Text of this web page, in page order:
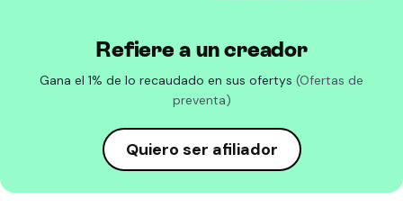
Refiere a un creador
Gana el 1% de lo recaudado en sus ofertys (Ofertas de
preventa)
Quiero ser afiliador